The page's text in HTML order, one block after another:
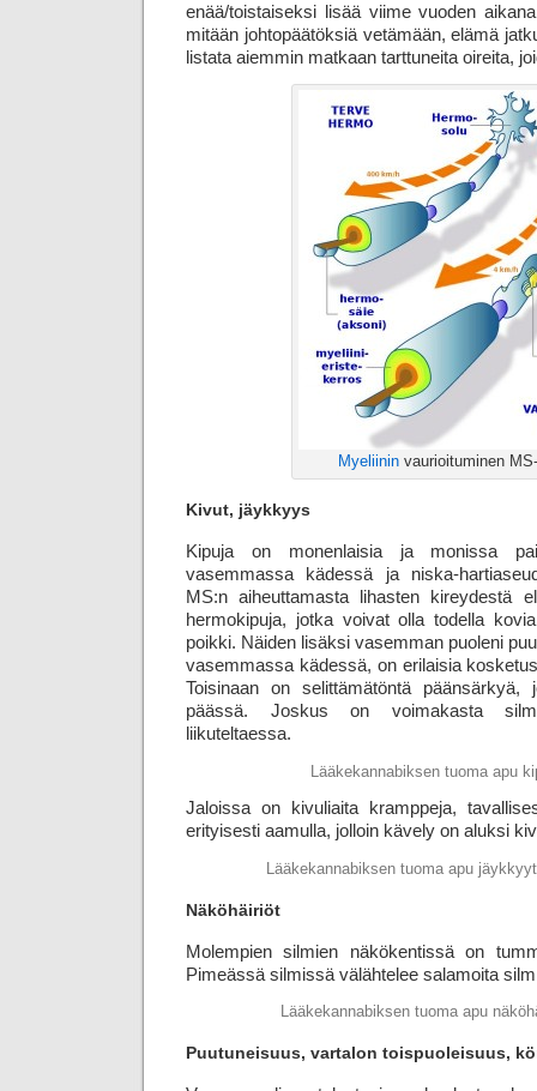
enää/toistaiseksi lisää viime vuoden
mitään johtopäätöksiä vetämään, elämä
listata aiemmin matkaan tarttuneita oireita,
Myeliinin vaurioituminen
Kivut, jäykkyys
Kipuja on monenlaisia ja monissa
vasemmassa kädessä ja niska-
MS:n aiheuttamasta lihasten kireydestä
hermo­kipuja, jotka voivat olla todella
poikki. Näiden lisäksi vasemman puoleni
vasemmassa kädessä, on erilaisia
Toisinaan on selittämätöntä päänsärkyä,
päässä. Joskus on voimakasta
liikuteltaessa.
Lääkekannabiksen tuoma apu
Jaloissa on kivuliaita kramppeja,
erityisesti aamulla, jolloin kävely on aluksi
Lääkekannabiksen tuoma apu
Näköhäiriöt
Molempien silmien näkökentissä on
Pimeässä silmissä välähtelee salamoita
Lääkekannabiksen tuoma apu
Puutuneisuus, vartalon toispuoleisuus,